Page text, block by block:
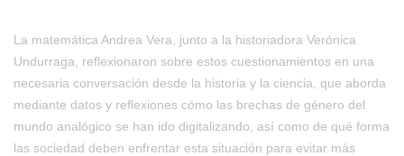
La matemática Andrea Vera, junto a la historiadora Verónica
Undurraga, reflexionaron sobre estos cuestionamientos en una
necesaria conversación desde la historia y la ciencia, que aborda
mediante datos y reflexiones cómo las brechas de género del
mundo analógico se han ido digitalizando, así como de qué forma
las sociedad deben enfrentar esta situación para evitar más